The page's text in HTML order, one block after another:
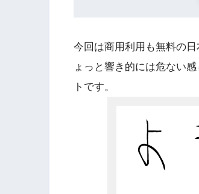
今回は商用利用も無料の
ょっと響き的には危ない
トです。